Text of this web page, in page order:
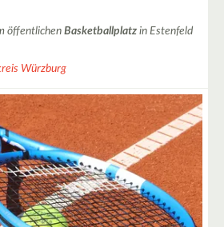
öffentlichen Basketballplatz in Estenfeld
Würzburg
2